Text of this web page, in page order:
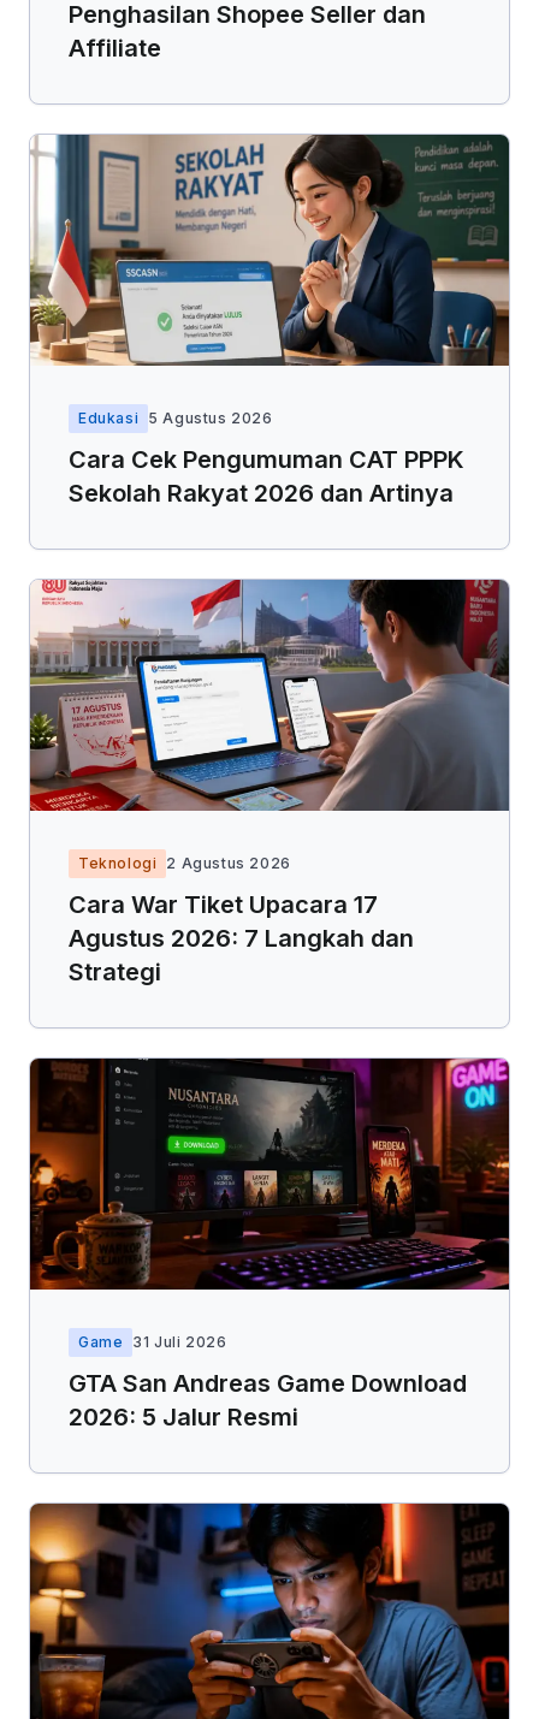
Penghasilan Shopee Seller dan
Affiliate
Edukasi 5 Agustus 2026
Cara Cek Pengumuman CAT PPPK
Sekolah Rakyat 2026 dan Artinya
Teknologi 2 Agustus 2026
Cara War Tiket Upacara 17
Agustus 2026: 7 Langkah dan
Strategi
Game 31 Juli 2026
GTA San Andreas Game Download
2026: 5 Jalur Resmi